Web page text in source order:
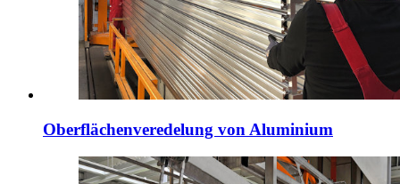
Oberflächenveredelung von Aluminium